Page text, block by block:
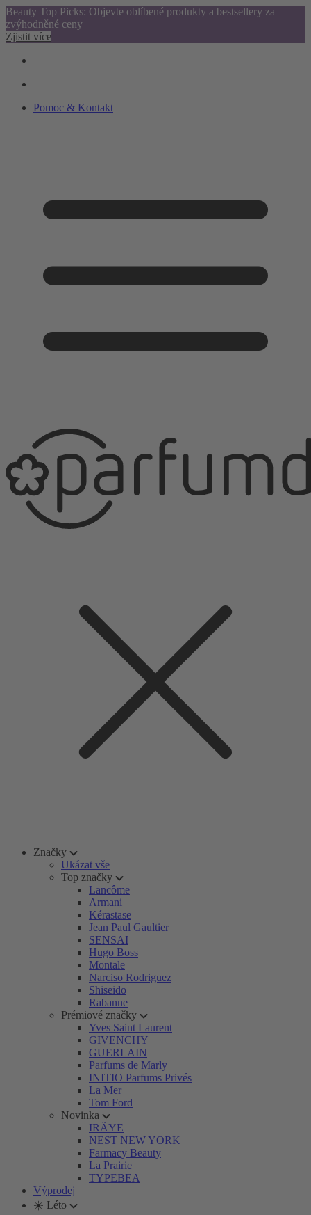
Beauty Top Picks: Objevte oblíbené produkty a bestsellery za
zvýhodněné ceny
Zjistit více
Pomoc & Kontakt
Značky
Ukázat vše
Top značky
Lancôme
Armani
Kérastase
Jean Paul Gaultier
SENSAI
Hugo Boss
Montale
Narciso Rodriguez
Shiseido
Rabanne
Prémiové značky
Yves Saint Laurent
GIVENCHY
GUERLAIN
Parfums de Marly
INITIO Parfums Privés
La Mer
Tom Ford
Novinka
IRÄYE
NEST NEW YORK
Farmacy Beauty
La Prairie
TYPEBEA
Výprodej
☀️ Léto